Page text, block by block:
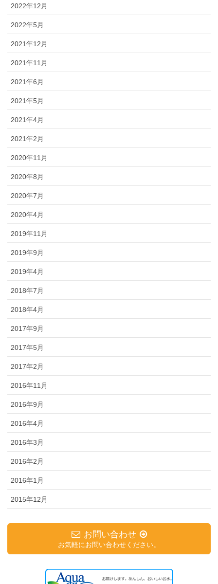
2022年12月
2022年5月
2021年12月
2021年11月
2021年6月
2021年5月
2021年4月
2021年2月
2020年11月
2020年8月
2020年7月
2020年4月
2019年11月
2019年9月
2019年4月
2018年7月
2018年4月
2017年9月
2017年5月
2017年2月
2016年11月
2016年9月
2016年4月
2016年3月
2016年2月
2016年1月
2015年12月
お問い合わせ
お気軽にお問い合わせください。